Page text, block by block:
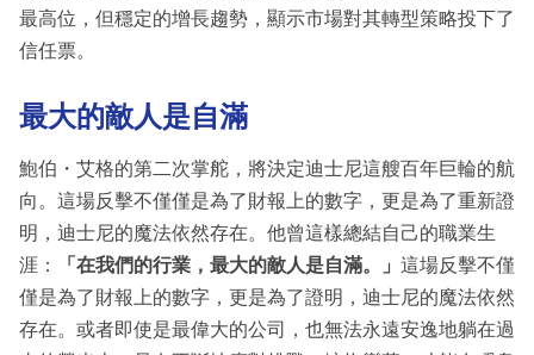
最高位，但穩定的增長趨勢，顯示市場對其轉型策略投下了
信任票。
最大的敵人是自滿
鮑伯・艾格的第二次掌舵，將決定迪士尼這艘百年巨輪的航
向。這場反擊不僅僅是為了財報上的數字，更是為了重新證
明，迪士尼的魔法依然存在。他曾這樣總結自己的職業生
涯：
「在我們的行業，最大的敵人是自滿。」 這場反擊不僅
僅是為了財報上的數字，更是為了證明，迪士尼的魔法依然
存在。或者即使是最偉大的公司，也無法永遠安逸地躺在過